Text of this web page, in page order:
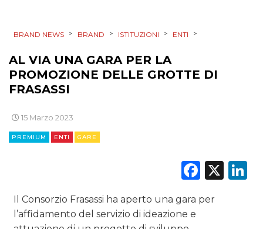
CSR
STRATEGIE
CINEMA
ESTERNA
BRAND NEWS > BRAND > ISTITUZIONI > ENTI >
AL VIA UNA GARA PER LA
PROMOZIONE DELLE GROTTE DI
FRASASSI
15 Marzo 2023
PREMIUM ENTI GARE
X
Il Consorzio Frasassi ha aperto una gara per
l’affidamento del servizio di ideazione e